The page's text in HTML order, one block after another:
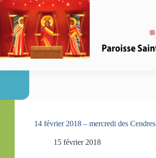
Passer
contenu
14 février 2018 – mercredi des Cendres
15 février 2018